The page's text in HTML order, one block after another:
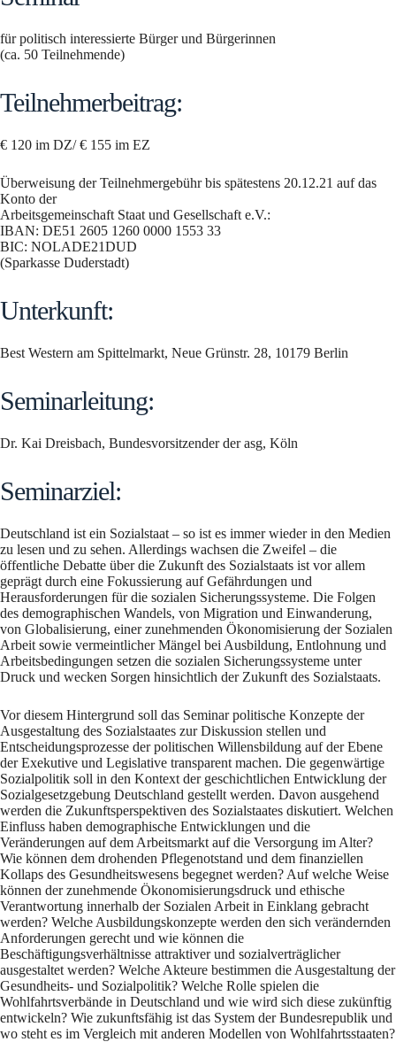
für politisch interessierte Bürger und Bürgerinnen
(ca. 50 Teilnehmende)
Teilnehmerbeitrag:
€ 120 im DZ/ € 155 im EZ
Überweisung der Teilnehmergebühr bis spätestens 20.12.21 auf das
Konto der
Arbeitsgemeinschaft Staat und Gesellschaft e.V.:
IBAN: DE51 2605 1260 0000 1553 33
BIC: NOLADE21DUD
(Sparkasse Duderstadt)
Unterkunft:
Best Western am Spittelmarkt, Neue Grünstr. 28, 10179 Berlin
Seminarleitung:
Dr. Kai Dreisbach, Bundesvorsitzender der asg, Köln
Seminarziel:
Deutschland ist ein Sozialstaat – so ist es immer wieder in den Medien
zu lesen und zu sehen. Allerdings wachsen die Zweifel – die
öffentliche Debatte über die Zukunft des Sozialstaats ist vor allem
geprägt durch eine Fokussierung auf Gefährdungen und
Herausforderungen für die sozialen Sicherungssysteme. Die Folgen
des demographischen Wandels, von Migration und Einwanderung,
von Globalisierung, einer zunehmenden Ökonomisierung der Sozialen
Arbeit sowie vermeintlicher Mängel bei Ausbildung, Entlohnung und
Arbeitsbedingungen setzen die sozialen Sicherungssysteme unter
Druck und wecken Sorgen hinsichtlich der Zukunft des Sozialstaats.
Vor diesem Hintergrund soll das Seminar politische Konzepte der
Ausgestaltung des Sozialstaates zur Diskussion stellen und
Entscheidungsprozesse der politischen Willensbildung auf der Ebene
der Exekutive und Legislative transparent machen. Die gegenwärtige
Sozialpolitik soll in den Kontext der geschichtlichen Entwicklung der
Sozialgesetzgebung Deutschland gestellt werden. Davon ausgehend
werden die Zukunftsperspektiven des Sozialstaates diskutiert. Welchen
Einfluss haben demographische Entwicklungen und die
Veränderungen auf dem Arbeitsmarkt auf die Versorgung im Alter?
Wie können dem drohenden Pflegenotstand und dem finanziellen
Kollaps des Gesundheitswesens begegnet werden? Auf welche Weise
können der zunehmende Ökonomisierungsdruck und ethische
Verantwortung innerhalb der Sozialen Arbeit in Einklang gebracht
werden? Welche Ausbildungskonzepte werden den sich verändernden
Anforderungen gerecht und wie können die
Beschäftigungsverhältnisse attraktiver und sozialverträglicher
ausgestaltet werden? Welche Akteure bestimmen die Ausgestaltung der
Gesundheits- und Sozialpolitik? Welche Rolle spielen die
Wohlfahrtsverbände in Deutschland und wie wird sich diese zukünftig
entwickeln? Wie zukunftsfähig ist das System der Bundesrepublik und
wo steht es im Vergleich mit anderen Modellen von Wohlfahrtsstaaten?